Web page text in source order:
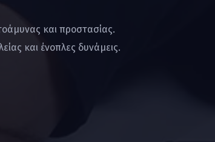
και προστασίας.
και ένοπλες δυνάμεις.